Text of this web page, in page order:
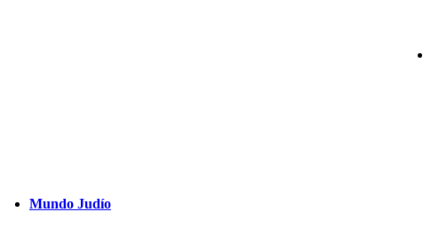
Mundo Judío